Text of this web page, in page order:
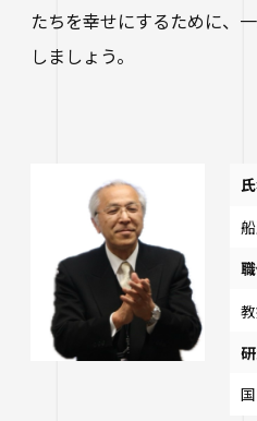
たちを幸せにするために、
しましょう。